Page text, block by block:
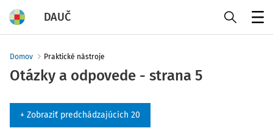
DAUČ
Domov Praktické nástroje
Otázky a odpovede - strana 5
+ Zobraziť predchádzajúcich 20